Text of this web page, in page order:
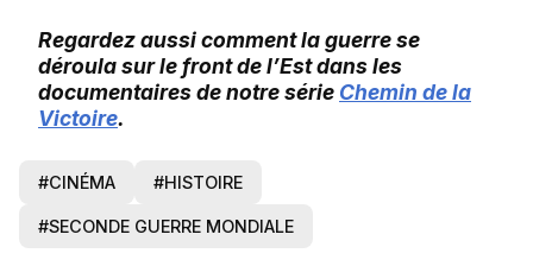
Regardez aussi comment la guerre se
déroula sur le front de l’Est dans les
documentaires de notre série Chemin dela
Victoire.
#CINÉMA #HISTOIRE
#SECONDE GUERRE MONDIALE